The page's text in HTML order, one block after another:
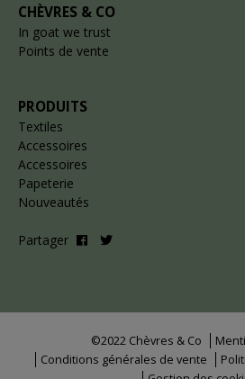
CHÈVRES & CO
In goat we trust
Points de vente
PRODUITS
Textiles
Accessoires
Accessoires
Papeterie
Nouveautés
Partager
©2022 Chèvres & Co
Conditions générales de vente